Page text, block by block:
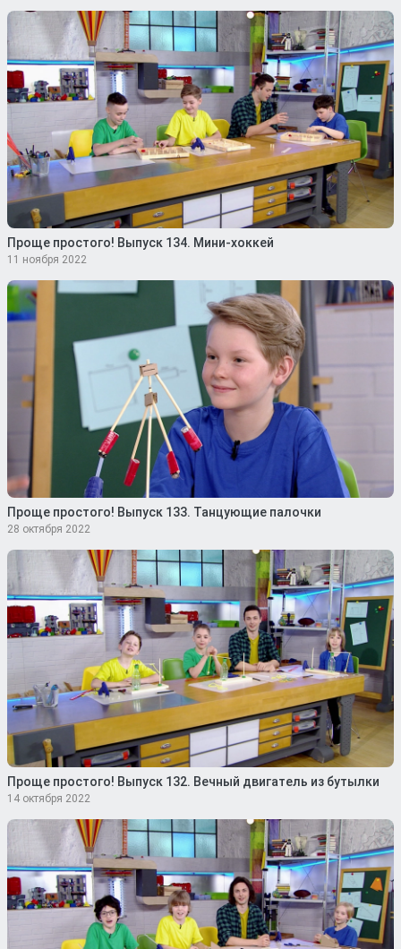
Проще простого! Выпуск 134. Мини-хоккей
11 ноября 2022
Проще простого! Выпуск 133. Танцующие палочки
28 октября 2022
Проще простого! Выпуск 132. Вечный двигатель из бутылки
14 октября 2022